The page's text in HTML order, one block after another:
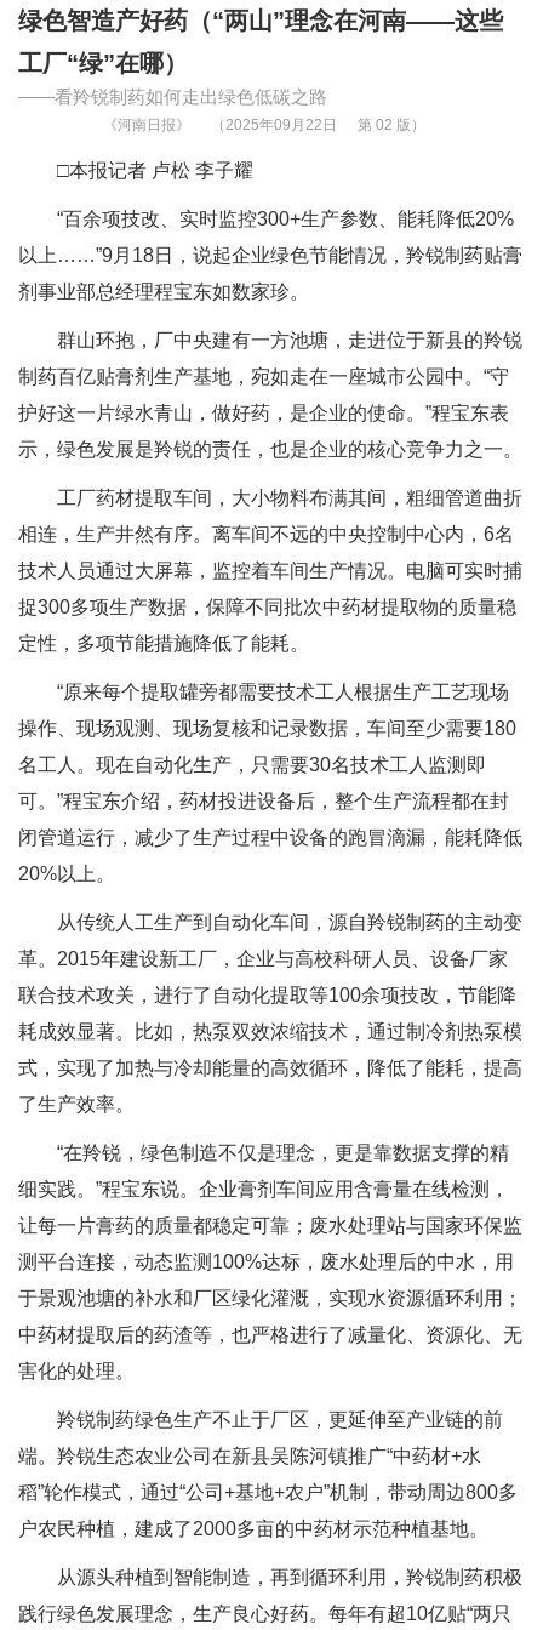
绿色智造产好药（“两山”理念在河南——这些
工厂“绿”在哪）
——看羚锐制药如何走出绿色低碳之路
《河南日报》 （2025年09月22日 第 02 版）
□本报记者 卢松 李子耀
“百余项技改、实时监控300+生产参数、能耗降低20%
以上……”9月18日，说起企业绿色节能情况，羚锐制药贴膏
剂事业部总经理程宝东如数家珍。
群山环抱，厂中央建有一方池塘，走进位于新县的羚锐
制药百亿贴膏剂生产基地，宛如走在一座城市公园中。“守
护好这一片绿水青山，做好药，是企业的使命。”程宝东表
示，绿色发展是羚锐的责任，也是企业的核心竞争力之一。
工厂药材提取车间，大小物料布满其间，粗细管道曲折
相连，生产井然有序。离车间不远的中央控制中心内，6名
技术人员通过大屏幕，监控着车间生产情况。电脑可实时捕
捉300多项生产数据，保障不同批次中药材提取物的质量稳
定性，多项节能措施降低了能耗。
“原来每个提取罐旁都需要技术工人根据生产工艺现场
操作、现场观测、现场复核和记录数据，车间至少需要180
名工人。现在自动化生产，只需要30名技术工人监测即
可。”程宝东介绍，药材投进设备后，整个生产流程都在封
闭管道运行，减少了生产过程中设备的跑冒滴漏，能耗降低
20%以上。
从传统人工生产到自动化车间，源自羚锐制药的主动变
革。2015年建设新工厂，企业与高校科研人员、设备厂家
联合技术攻关，进行了自动化提取等100余项技改，节能降
耗成效显著。比如，热泵双效浓缩技术，通过制冷剂热泵模
式，实现了加热与冷却能量的高效循环，降低了能耗，提高
了生产效率。
“在羚锐，绿色制造不仅是理念，更是靠数据支撑的精
细实践。”程宝东说。企业膏剂车间应用含膏量在线检测，
让每一片膏药的质量都稳定可靠；废水处理站与国家环保监
测平台连接，动态监测100%达标，废水处理后的中水，用
于景观池塘的补水和厂区绿化灌溉，实现水资源循环利用；
中药材提取后的药渣等，也严格进行了减量化、资源化、无
害化的处理。
羚锐制药绿色生产不止于厂区，更延伸至产业链的前
端。羚锐生态农业公司在新县吴陈河镇推广“中药材+水
稻”轮作模式，通过“公司+基地+农户”机制，带动周边800多
户农民种植，建成了2000多亩的中药材示范种植基地。
从源头种植到智能制造，再到循环利用，羚锐制药积极
践行绿色发展理念，生产良心好药。每年有超10亿贴“两只